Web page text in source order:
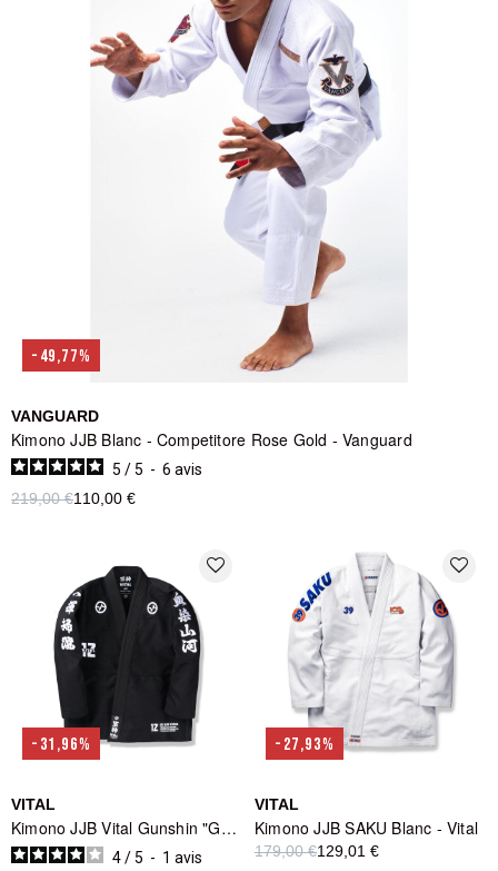
longtemps à l'usage intensif. Vérifie aussi la coupe : les modèles
slim fit sont favorisés en compétition car ils laissent moins de prise
à l'adversaire. Côté couleur, blanc, bleu et noir sont les standards
acceptés dans la majorité des compétitions IBJJF. Associe ton
rashguard JJB pour le travail en Gi, et à un
pour le No-Gi.
Explore la sélection ci-dessous selon ton niveau et ton usage. Fight
-49,77%
VANGUARD
Kimono JJB Blanc - Competitore Rose Gold - Vanguard
5 /5 - 6 avis
219,00 €110,00 €
-31,96%
favorite_border
VITAL
Kimono JJB Vital Gunshin "God of War" ou "Dieu de la Guerre"
4/5 - 1 avis
-27,93%
favorite_border
VITAL
Kimono JJB SAKU Blanc - Vital
179,00 €129,01 €